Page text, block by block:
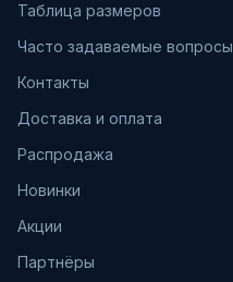
Таблица размеров
Часто задаваемые вопросы
Контакты
Доставка и оплата
Распродажа
Новинки
Акции
Партнёры